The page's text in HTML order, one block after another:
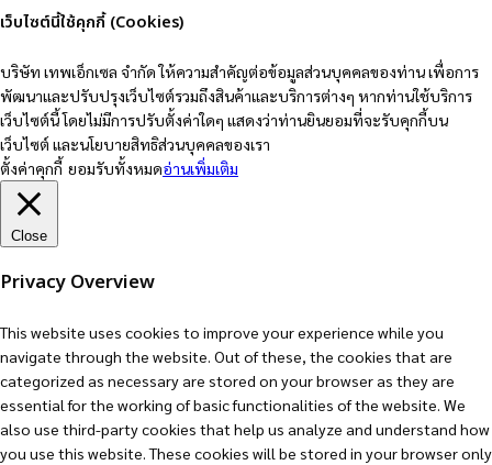
เว็บไซต์นี้ใช้คุกกี้ (Cookies)
บริษัท เทพเอ็กเซล จำกัด ให้ความสำคัญต่อข้อมูลส่วนบุคคลของท่าน เพื่อการ
พัฒนาและปรับปรุงเว็บไซต์รวมถึงสินค้าและบริการต่างๆ หากท่านใช้บริการ
เว็บไซต์นี้ โดยไม่มีการปรับตั้งค่าใดๆ แสดงว่าท่านยินยอมที่จะรับคุกกี้บน
เว็บไซต์ และนโยบายสิทธิส่วนบุคคลของเรา
ตั้งค่าคุกกี้ ยอมรับทั้งหมดอ่านเพิ่มเติม
Close
Privacy Overview
This website uses cookies to improve your experience while you
navigate through the website. Out of these, the cookies that are
categorized as necessary are stored on your browser as they are
essential for the working of basic functionalities of the website. We
also use third-party cookies that help us analyze and understand how
you use this website. These cookies will be stored in your browser only